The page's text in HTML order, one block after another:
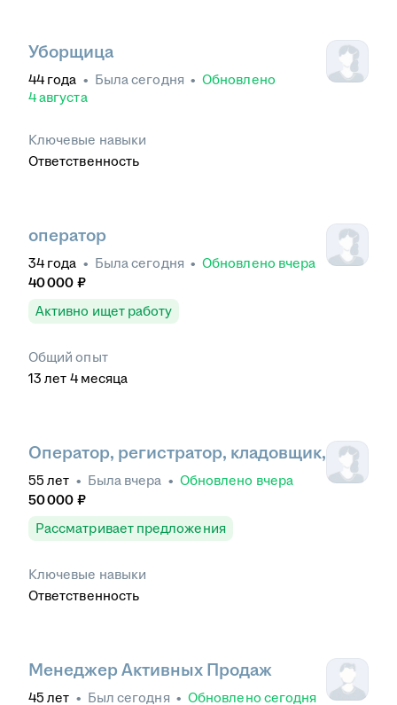
Уборщица
44 года • Быласегодня • Обновлено
4 августа
Ключевые навыки
Ответственность
оператор
34 года • Быласегодня • Обновлено вчера
40 000 ₽
Активно ищет работу
Общий опыт
13 лет 4 месяца
Оператор, регистратор, кладовщик,
55 лет • Была вчера • Обновлено вчера
50 000 ₽
Рассматривает предложения
Ключевые навыки
Ответственность
Менеджер Активных Продаж
45 лет • Был сегодня • Обновлено сегодня